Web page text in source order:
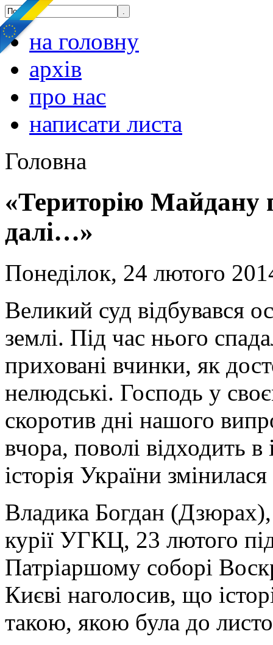
на головну
архів
про нас
написати листа
Головна
«Територію Майдану
далі…»
Понеділок, 24 лютого
Великий суд відбувався
землі. Під час нього
приховані вчинки, як
нелюдські. Господь у
скоротив дні нашого
вчора, поволі відходить в
історія України
Владика Богдан (Дзюрах),
курії УГКЦ, 23 лютого
Патріаршому соборі
Києві наголосив, що
такою, якою була до